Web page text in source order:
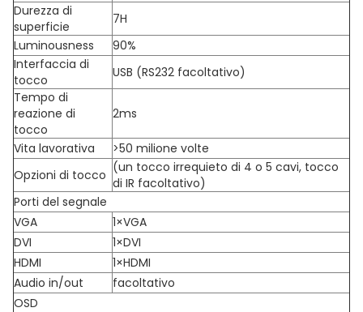
Durezza di
superficie
7H
Luminousness
90%
Interfaccia di
tocco
USB (RS232 facoltativo)
Tempo di
reazione di
tocco
2ms
Vita lavorativa
>50 milione volte
Opzioni di tocco (un tocco irrequieto di 4 o 5 cavi, tocco
di IR facoltativo)
Porti del segnale
VGA
1×VGA
DVI
1×DVI
HDMI
1×HDMI
Audio in/out
facoltativo
OSD